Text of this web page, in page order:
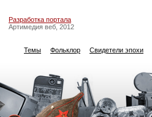
Разработка портала
Артимедия веб, 2012
Темы Фольклор Свидетели эпохи